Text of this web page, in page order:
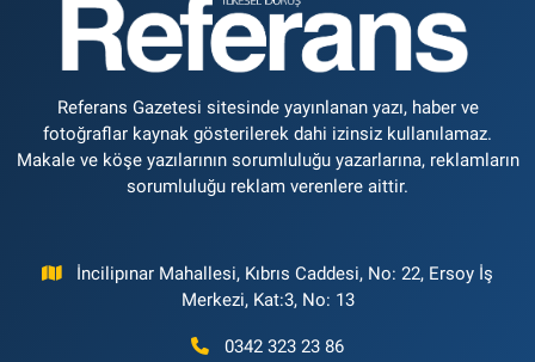
Referans Gazetesi sitesinde yayınlanan yazı, haber ve
fotoğraflar kaynak gösterilerek dahi izinsiz kullanılamaz.
Makale ve köşe yazılarının sorumluluğu yazarlarına, reklamların
sorumluluğu reklam verenlere aittir.
İncilipınar Mahallesi, Kıbrıs Caddesi, No: 22, Ersoy İş
Merkezi, Kat:3, No: 13
0342 323 23 86